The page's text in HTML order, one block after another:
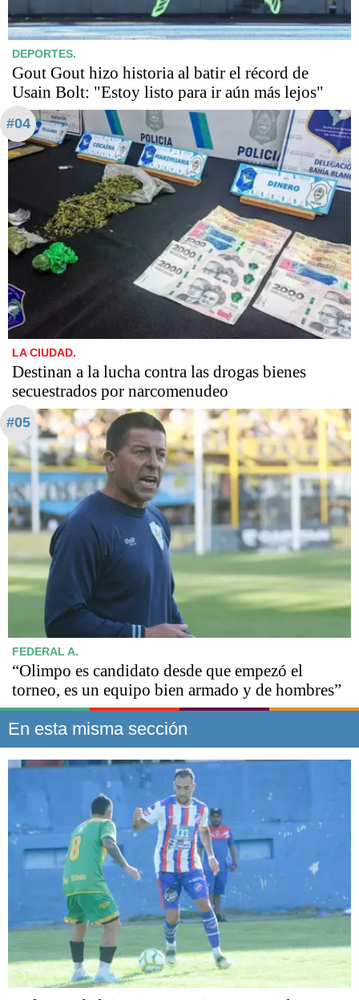
DEPORTES.
Gout Gout hizo historia al batir el récord de
Usain Bolt: "Estoy listo para ir aún más lejos"
#04
LA CIUDAD.
Destinan a la lucha contra las drogas bienes
secuestrados por narcomenudeo
#05
FEDERAL A.
“Olimpo es candidato desde que empezó el
torneo, es un equipo bien armado y de hombres”
En esta misma sección